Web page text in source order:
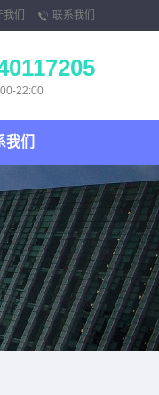
们 联系我们
22:00
我们